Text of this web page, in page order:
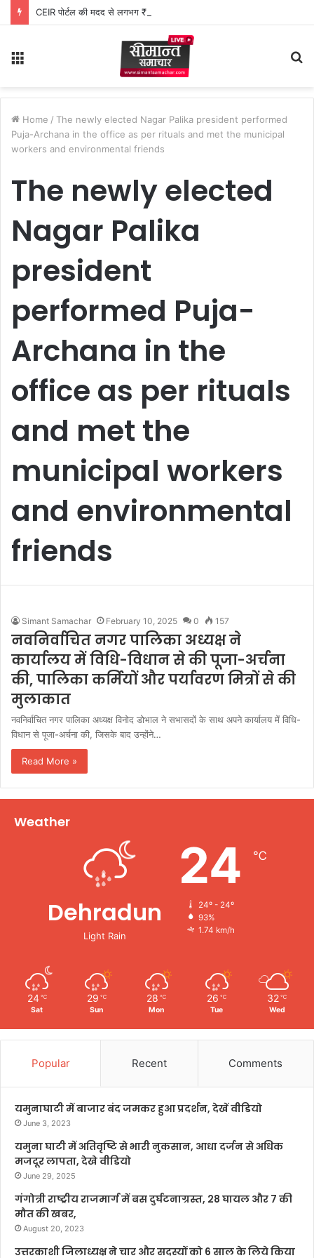
CEIR पोर्टल की मदद से लगभग ₹5 लाख मूल्य के 20 मोबाइल फोन बरामद
Home / The newly elected Nagar Palika president performed
Puja-Archana in the office as per rituals and met the municipal
workers and environmental friends
The newly elected
Nagar Palika
president
performed Puja-
Archana in the
office as per rituals
and met the
municipal workers
and environmental
friends
Simant Samachar February 10, 2025 0 157
नवनिर्वाचित नगर पालिका अध्यक्ष ने
कार्यालय में विधि-विधान से की पूजा-अर्चना
की, पालिका कर्मियों और पर्यावरण मित्रों से की
मुलाकात
नवनिर्वाचित नगर पालिका अध्यक्ष विनोद डोभाल ने सभासदों के साथ अपने कार्यालय में विधि-
विधान से पूजा-अर्चना की, जिसके बाद उन्होंने…
Read More »
Weather
Dehradun
Light Rain
24 ℃
24º - 24º
93%
1.74 km/h
24 ℃
Sat
29 ℃
Sun
28 ℃
Mon
26 ℃
Tue
32 ℃
Wed
Popular Recent Comments
यमुनाघाटी में बाजार बंद जमकर हुआ प्रदर्शन, देखें वीडियो
June 3, 2023
यमुना घाटी में अतिवृष्टि से भारी नुकसान, आधा दर्जन से अधिक
मजदूर लापता, देखे वीडियो
June 29, 2025
गंगोत्री राष्ट्रीय राजमार्ग में बस दुर्घटनाग्रस्त, 28 घायल और 7 की
मौत की खबर,
August 20, 2023
उत्तरकाशी जिलाध्यक्ष ने चार और सदस्यों को 6 साल के लिये किया